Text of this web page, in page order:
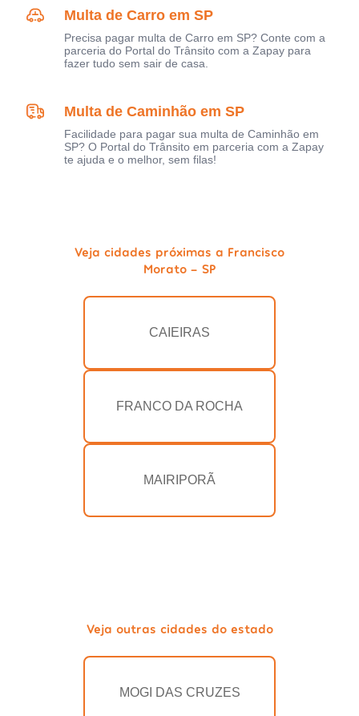
Multa de Carro em SP
Precisa pagar multa de Carro em SP? Conte com a
parceria do Portal do Trânsito com a Zapay para
fazer tudo sem sair de casa.
Multa de Caminhão em SP
Facilidade para pagar sua multa de Caminhão em
SP? O Portal do Trânsito em parceria com a Zapay
te ajuda e o melhor, sem filas!
Veja cidades próximas a Francisco
Morato - SP
CAIEIRAS
FRANCO DA ROCHA
MAIRIPORÃ
Veja outras cidades do estado
MOGI DAS CRUZES